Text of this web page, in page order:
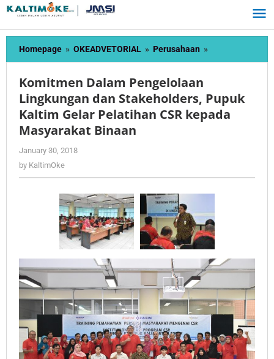
Skip
content
Homepage » OKEADVETORIAL » Perusahaan »
Dalam
dan
Stakeholders,
CSR
Binaan
Komitmen Dalam Pengelolaan
Lingkungan dan Stakeholders, Pupuk
Kaltim Gelar Pelatihan CSR kepada
Masyarakat Binaan
January 30, 2018
by KaltimOke